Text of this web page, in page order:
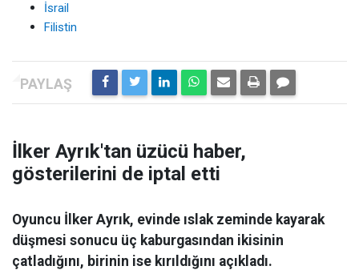
İsrail
Filistin
İlker Ayrık'tan üzücü haber,
gösterilerini de iptal etti
Oyuncu İlker Ayrık, evinde ıslak zeminde kayarak
düşmesi sonucu üç kaburgasından ikisinin
çatladığını, birinin ise kırıldığını açıkladı.